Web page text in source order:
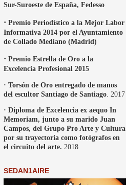
Sur-Suroeste de España, Fedesso
· Premio Periodístico a la Mejor Labor
Informativa 2014 por el Ayuntamiento
de Collado Mediano (Madrid)
· Premio Estrella de Oro a la
Excelencia Profesional 2015
· Torsón de Oro entregado de manos
del escultor Santiago de Santiago . 2017
· Diploma de Excelencia ex aequo In
Memoriam, junto a su marido Juan
Campos, del Grupo Pro Arte y Cultura
por su trayectoria como fotógrafos en
el circuito del arte. 2018
SEDAN1AIRE